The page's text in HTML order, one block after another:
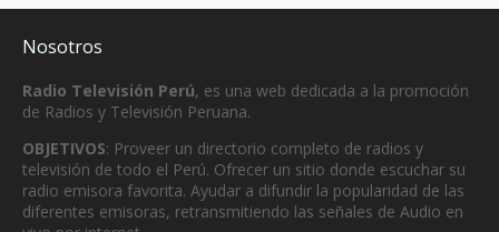
Nosotros
Radio Televisión Perú, es una web dedicada a la promoción
de Radios y Televisión Peruana.
OBJETIVOS: Proveer un directorio completo de radios y
televisión de todo el Perú. Ofrecer un sitio donde escuchar su
radio emisora favorita. Ayudar a difundir la popularidad de las
diferentes emisoras, retransmitiendo las señales de Audio en